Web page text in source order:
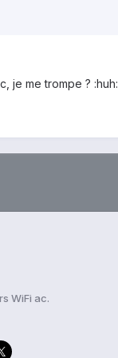
je me trompe ? :huh:
WiFi ac.